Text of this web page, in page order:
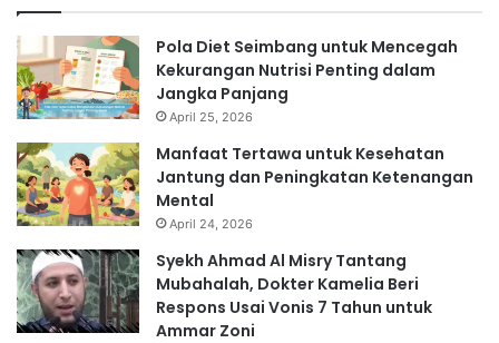
Pola Diet Seimbang untuk Mencegah
Kekurangan Nutrisi Penting dalam
Jangka Panjang
April 25, 2026
Manfaat Tertawa untuk Kesehatan
Jantung dan Peningkatan Ketenangan
Mental
April 24, 2026
Syekh Ahmad Al Misry Tantang
Mubahalah, Dokter Kamelia Beri
Respons Usai Vonis 7 Tahun untuk
Ammar Zoni